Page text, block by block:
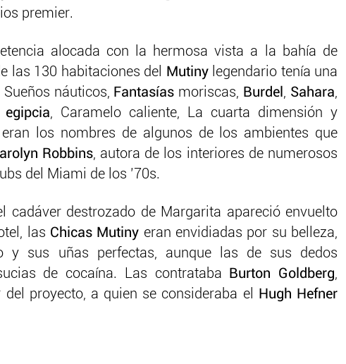
premier.
alocada con la hermosa vista a la bahía de
las 130 habitaciones del
Mutinylegendario tenía una
náuticos, Fantasías moriscas, Burdel , Sahara,
egipcia, Caramelo caliente, La cuarta dimensión y
los nombres de algunos de los ambientes que
Robbins, autora de los interiores de numerosos
del Miami de los ’70s.
cadáver destrozado de Margarita apareció envuelto
las Chicas Mutiny eran envidiadas por su belleza,
y sus uñas perfectas, aunque las de sus dedos
de cocaína. Las contrataba
Burton Goldberg,
proyecto, a quien se consideraba el
Hugh Hefner